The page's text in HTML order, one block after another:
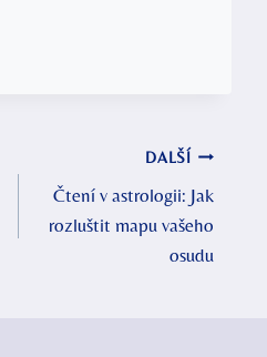
DALŠÍ
Čtení v astrologii: Jak
rozluštit mapu vašeho
osudu